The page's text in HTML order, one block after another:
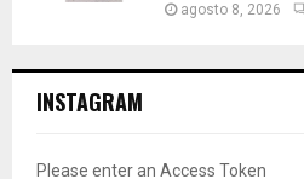
agosto 8, 2026
INSTAGRAM
Please enter an Access Token